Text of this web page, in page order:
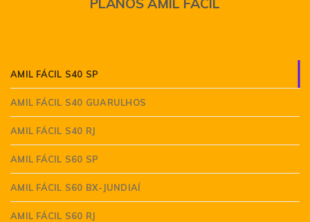
PLANOS AMIL FÁCIL
AMIL FÁCIL S40 SP
AMIL FÁCIL S40 GUARULHOS
AMIL FÁCIL S40 RJ
AMIL FÁCIL S60 SP
AMIL FÁCIL S60 BX-JUNDIAÍ
AMIL FÁCIL S60 RJ